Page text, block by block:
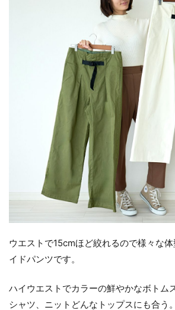
ウエストで15cmほど絞れるので様々な
イドパンツです。
ハイウエストでカラーの鮮やかなボトム
シャツ、ニットどんなトップスにも合う。